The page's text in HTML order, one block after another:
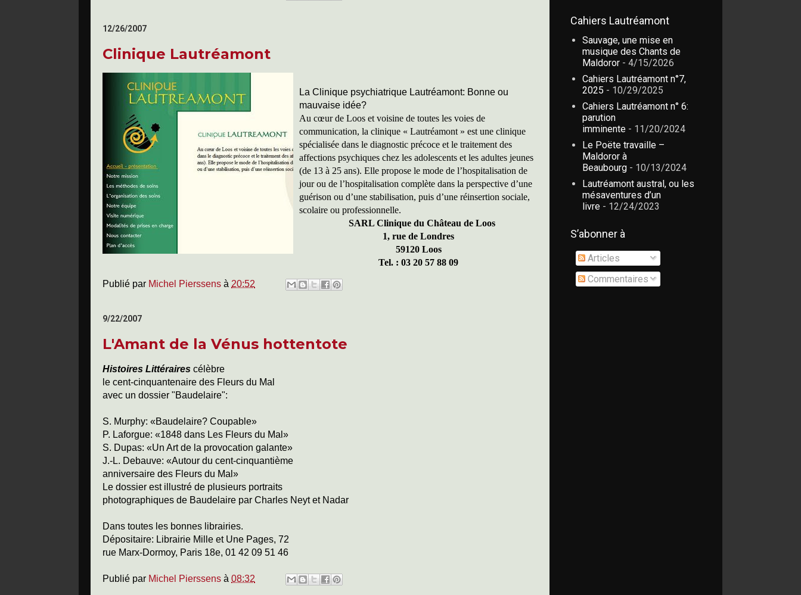
12/26/2007
Clinique Lautréamont
La Clinique psychiatrique Lautréamont: Bonne ou
mauvaise idée?
Au cœur de Loos et voisine de toutes les voies de
communication, la clinique « Lautréamont » est une clinique
spécialisée dans le diagnostic précoce et le traitement des
affections psychiques chez les adolescents et les adultes jeunes
(de 13 à 25 ans). Elle propose le mode de l’hospitalisation de
jour ou de l’hospitalisation complète dans la perspective d’une
guérison ou d’une stabilisation, puis d’une réinsertion sociale,
scolaire ou professionnelle.
SARL Clinique du Château de Loos
1, rue de Londres
59120 Loos
Tel. : 03 20 57 88 09
Publié par Michel Pierssens à 20:52
9/22/2007
L'Amant de la Vénus hottentote
Histoires Littéraires célèbre
le cent-cinquantenaire des Fleurs du Mal
avec un dossier "Baudelaire":
S. Murphy: «Baudelaire? Coupable»
P. Laforgue: «1848 dans Les Fleurs du Mal»
S. Dupas: «Un Art de la provocation galante»
J.-L. Debauve: «Autour du cent-cinquantième
anniversaire des Fleurs du Mal»
Le dossier est illustré de plusieurs portraits
photographiques de Baudelaire par Charles Neyt et Nadar
Dans toutes les bonnes librairies.
Dépositaire: Librairie Mille et Une Pages, 72
rue Marx-Dormoy, Paris 18e, 01 42 09 51 46
Publié par Michel Pierssens à 08:32
Cahiers Lautréamont
Sauvage, une mise en
musique des Chants de
Maldoror - 4/15/2026
Cahiers Lautréamont n°7,
2025 - 10/29/2025
Cahiers Lautréamont n° 6:
parution
imminente - 11/20/2024
Le Poëte travaille –
Maldoror à
Beaubourg - 10/13/2024
Lautréamont austral, ou les
mésaventures d’un
livre - 12/24/2023
S’abonner à
Articles
Commentaires